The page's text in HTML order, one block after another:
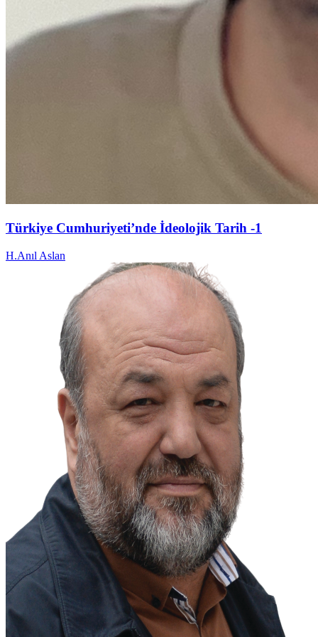
Türkiye Cumhuriyeti’nde İdeolojik Tarih -1
H.Anıl Aslan